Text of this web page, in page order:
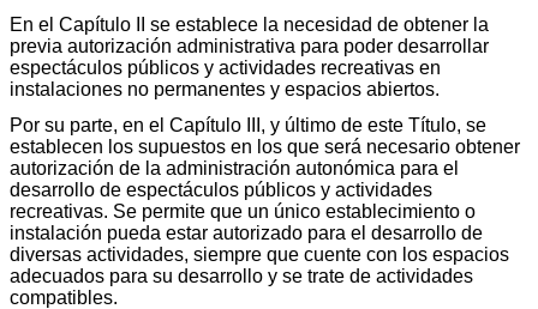
En el Capítulo II se establece la necesidad de obtener la
previa autorización administrativa para poder desarrollar
espectáculos públicos y actividades recreativas en
instalaciones no permanentes y espacios abiertos.
Por su parte, en el Capítulo III, y último de este Título, se
establecen los supuestos en los que será necesario obtener
autorización de la administración autonómica para el
desarrollo de espectáculos públicos y actividades
recreativas. Se permite que un único establecimiento o
instalación pueda estar autorizado para el desarrollo de
diversas actividades, siempre que cuente con los espacios
adecuados para su desarrollo y se trate de actividades
compatibles.